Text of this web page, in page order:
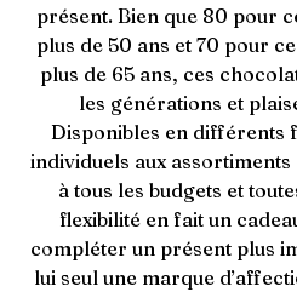
présent. Bien que 80 pour
plus de 50 ans et 70 pour
plus de 65 ans, ces
les générations et
Disponibles en différents
individuels aux assortiments
à tous les budgets et
flexibilité en fait un
compléter un présent plus
lui seul une marque